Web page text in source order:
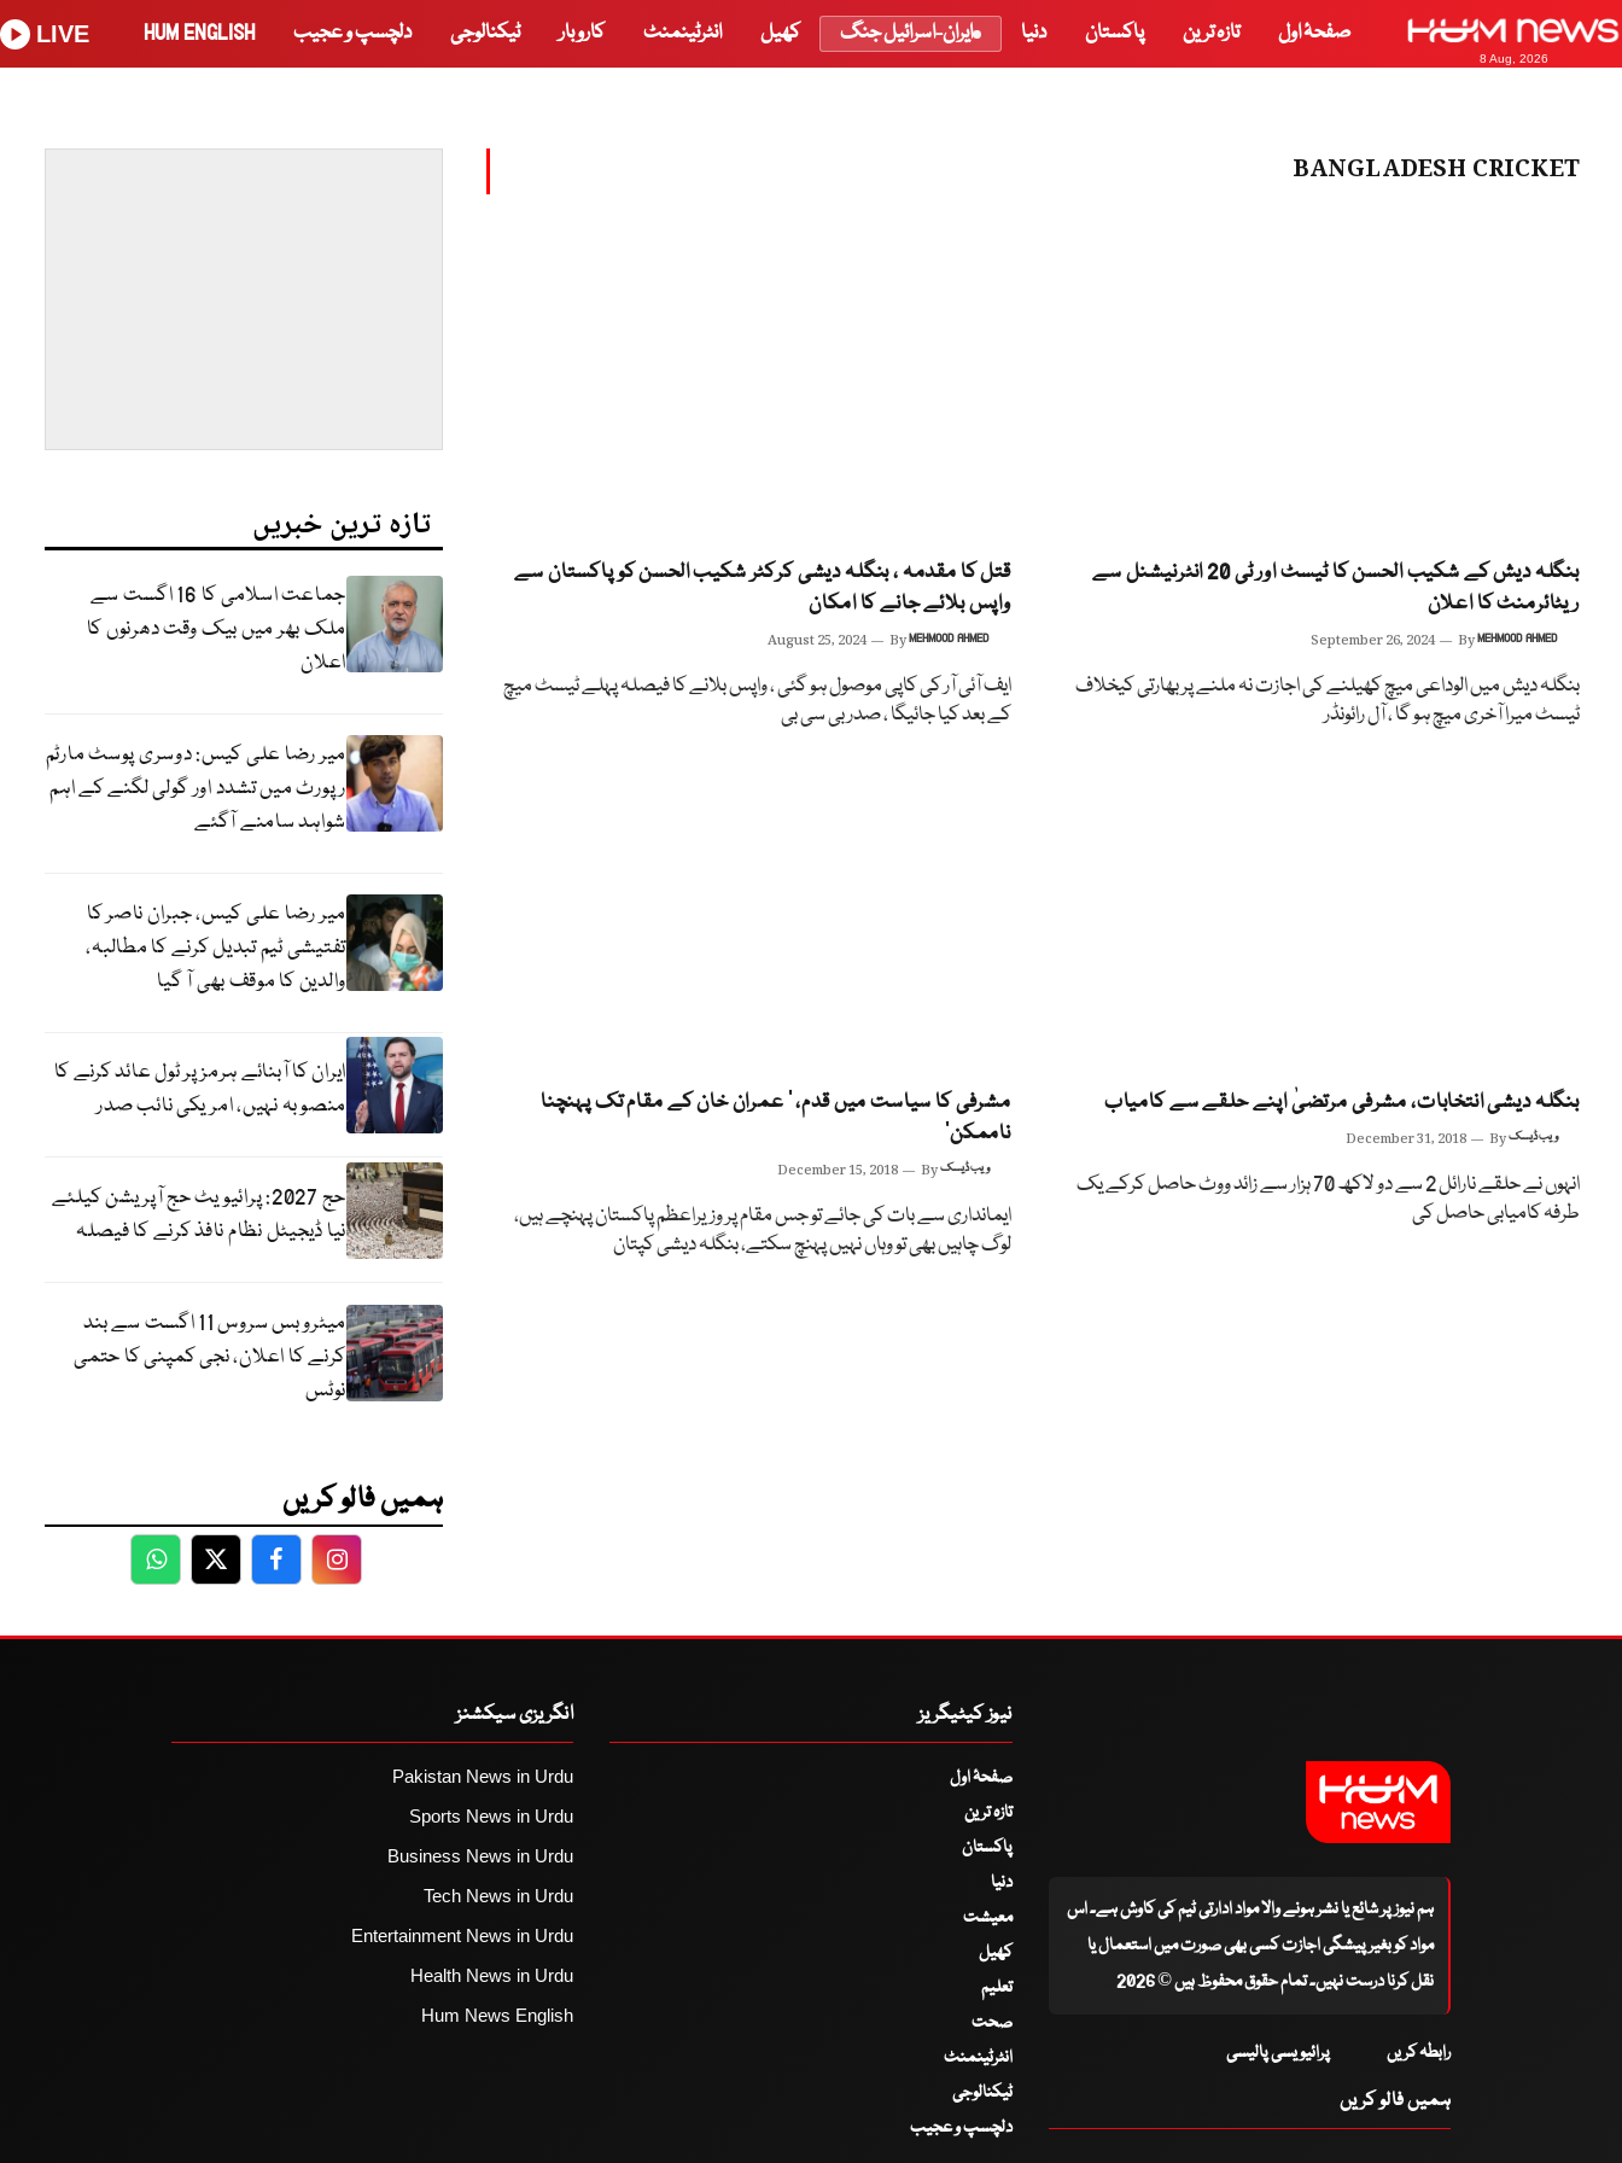
8 Aug, 2026
صفحۂ اول تازہ ترین پاکستان دنیا ایران-اسرائیل جنگ کھیل انٹرٹینمنٹ کاروبار ٹیکنالوجی دلچسپ و عجیب HUM ENGLISH
LIVE
BANGLADESH CRICKET
بنگلہ دیش کے شکیب الحسن کا ٹیسٹ اور ٹی 20 انٹرنیشنل سے
ریٹائرمنٹ کا اعلان
September 26, 2024 ByMEHMOOD AHMED
بنگلہ دیش میں الوداعی میچ کھیلنے کی اجازت نہ ملنے پر بھارتی کیخلاف
ٹیسٹ میرا آخری میچ ہو گا ، آل رائونڈر
قتل کا مقدمہ ، بنگلہ دیشی کرکٹر شکیب الحسن کو پاکستان سے
واپس بلائے جانے کا امکان
August 25, 2024 ByMEHMOOD AHMED
ایف آئی آر کی کاپی موصول ہو گئی ، واپس بلانے کا فیصلہ پہلے ٹیسٹ میچ
کے بعد کیا جائیگا ، صدر بی سی بی
بنگلہ دیشی انتخابات، مشرفی مرتضیٰ اپنے حلقے سے کامیاب
December 31, 2018 Byویب ڈیسک
انہوں نے حلقے نارائل 2 سے دو لاکھ 70 ہزار سے زائد ووٹ حاصل کرکے یک
طرفہ کامیابی حاصل کی
مشرفی کا سیاست میں قدم، ’ عمران خان کے مقام تک پہنچنا
ناممکن‘
December 15, 2018 Byویب ڈیسک
ایمانداری سے بات کی جائے تو جس مقام پر وزیراعظم پاکستان پہنچے ہیں،
لوگ چاہیں بھی تو وہاں نہیں پہنچ سکتے، بنگلہ دیشی کپتان
تازہ ترین خبریں
جماعت اسلامی کا 16 اگست سے
ملک بھر میں بیک وقت دھرنوں کا
اعلان
میر رضا علی کیس: دوسری پوسٹ مارٹم
رپورٹ میں تشدد اور گولی لگنے کے اہم
شواہد سامنے آگئے
میر رضا علی کیس، جبران ناصر کا
تفتیشی ٹیم تبدیل کرنے کا مطالبہ،
والدین کا موقف بھی آ گیا
ایران کا آبنائے ہرمز پر ٹول عائد کرنے کا
منصوبہ نہیں، امریکی نائب صدر
حج 2027: پرائیویٹ حج آپریشن کیلئے
نیا ڈیجیٹل نظام نافذ کرنے کا فیصلہ
میٹرو بس سروس 11 اگست سے بند
کرنے کا اعلان، نجی کمپنی کا حتمی
نوٹس
ہمیں فالو کریں
WhatsApp
TwitterFacebookFacebook
ہم نیوز پر شائع یا نشر ہونے والا مواد ادارتی ٹیم کی کاوش ہے۔ اس
مواد کو بغیر پیشگی اجازت کسی بھی صورت میں استعمال یا
نقل کرنا درست نہیں۔ تمام حقوق محفوظ ہیں © 2026
رابطہ کریں پرائیویسی پالیسی
ہمیں فالو کریں
نیوز کیٹیگریز
صفحۂ اول
تازہ ترین
پاکستان
دنیا
معیشت
کھیل
تعلیم
صحت
انٹرٹینمنٹ
ٹیکنالوجی
دلچسپ و عجیب
انگریزی سیکشنز
Pakistan News in Urdu
Sports News in Urdu
Business News in Urdu
Tech News in Urdu
Entertainment News in Urdu
Health News in Urdu
Hum News English